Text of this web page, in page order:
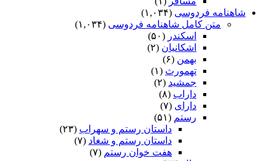
شاهنامه فردوسی (۱,۰۳۴)
متن کامل شاهنامه فردوسی (۱,۰۳۴)
اسکندر (۵۰)
اشکانیان (۲)
بهمن (۶)
تهمورث (۱)
جمشید (۲)
داراب (۸)
دارای (۷)
رستم (۵۱)
داستان رستم و سهراب (۲۳)
داستان رستم و شغاد (۷)
هفت خوان رستم‏ (۷)